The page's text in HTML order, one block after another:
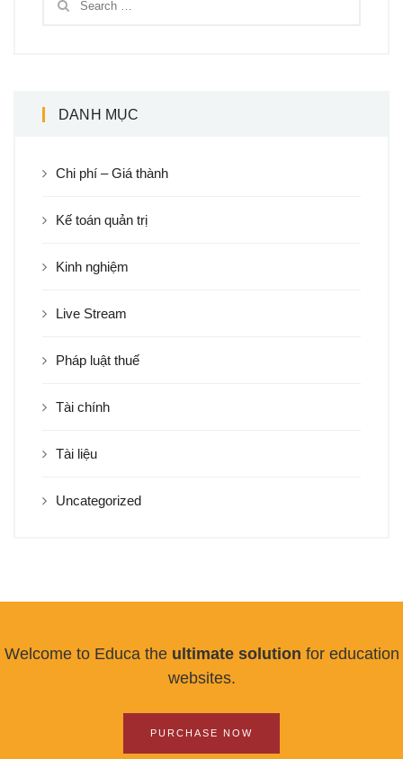
DANH MỤC
Chi phí – Giá thành
Kế toán quản trị
Kinh nghiệm
Live Stream
Pháp luật thuế
Tài chính
Tài liệu
Uncategorized
Welcome to Educa the ultimate solution for education
websites.
PURCHASE NOW